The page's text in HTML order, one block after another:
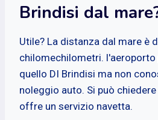
Brindisi dal
Utile? La distanza dal mare è
chilomechilometri.
quello DI Brindisi ma non
noleggio auto. Si può
offre un servizio navetta.